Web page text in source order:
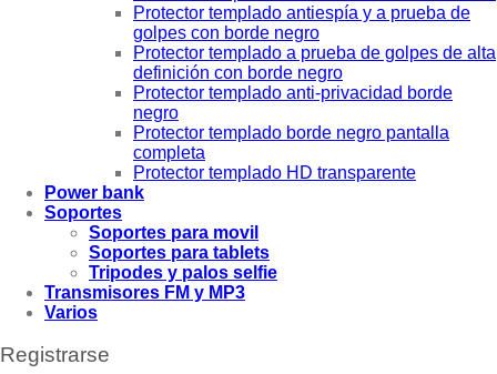
Protector templado antiespía y a prueba de
golpes con borde negro
Protector templado a prueba de golpes de alta
definición con borde negro
Protector templado anti-privacidad borde
negro
Protector templado borde negro pantalla
completa
Protector templado HD transparente
Power bank
Soportes
Soportes para movil
Soportes para tablets
Tripodes y palos selfie
Transmisores FM y MP3
Varios
Registrarse